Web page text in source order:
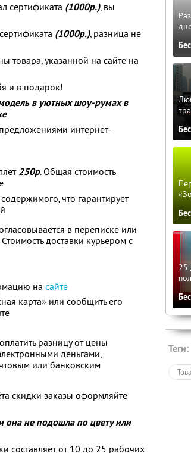
сертификата (1000р.), вы
(1000р.), разница не
товара, указанной на сайте на
и в подарок!
в уютных шоу-румах в
интернет-
250р. Общая стоимость
что гарантирует
в переписке или
Стоимость доставки курьером с
на сайте
карта» или сообщить его
разницу от цены
деньгами,
или банковским
скидки заказы оформляйте
не подошла по цвету или
составляет от 10 до 25 рабочих
25
Теги: